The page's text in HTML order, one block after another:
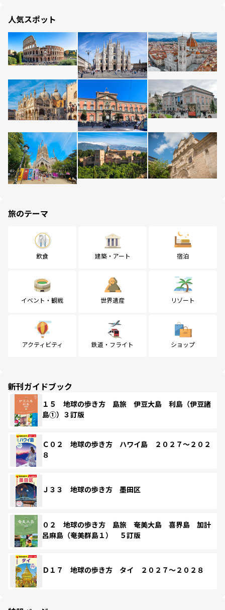
人気スポット
旅のテーマ
飲食 建築・アート 宿泊
イベント・観戦 世界遺産 リゾート
アクティビティ 鉄道・フライト ショップ
新刊ガイドブック
１５ 地球の歩き方 島旅 伊豆大島 利島（伊豆諸
島①）３訂版
Ｃ０２ 地球の歩き方 ハワイ島 ２０２７～２０２
８
Ｊ３３ 地球の歩き方 墨田区
０２ 地球の歩き方 島旅 奄美大島 喜界島 加計
呂麻島（奄美群島１） ５訂版
Ｄ１７ 地球の歩き方 タイ ２０２７～２０２８